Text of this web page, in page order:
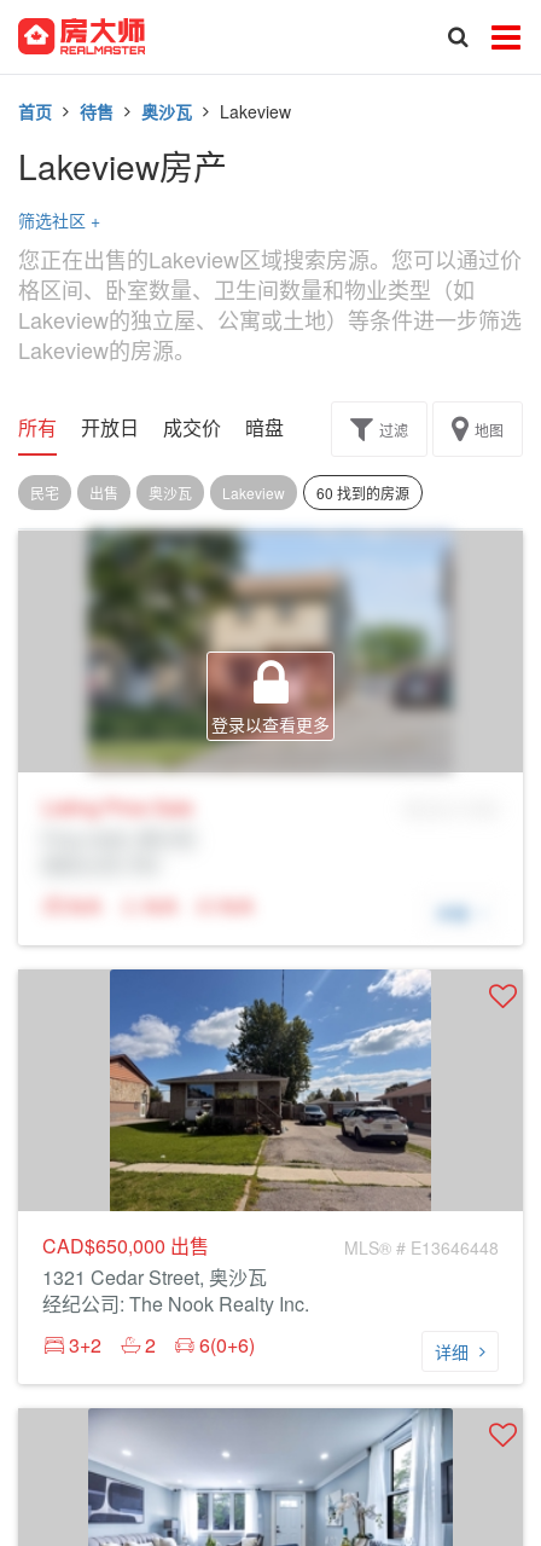
首页 待售 奥沙瓦 Lakeview
Lakeview房产
筛选社区 +
您正在出售的Lakeview区域搜索房源。您可以通过价
格区间、卧室数量、卫生间数量和物业类型（如
Lakeview的独立屋、公寓或土地）等条件进一步筛选
Lakeview的房源。
所有 开放日 成交价 暗盘 楼花转让过滤 地图
民宅 出售 奥沙瓦 Lakeview 60 找到的房源
登录以查看更多
Listing Price Sale
N/A
N/A N/A 详细
CAD$650,000 出售 MLS® # E13646448
1321 Cedar Street, 奥沙瓦
经纪公司: The Nook Realty Inc.
3+2
2 6(0+6) 详细